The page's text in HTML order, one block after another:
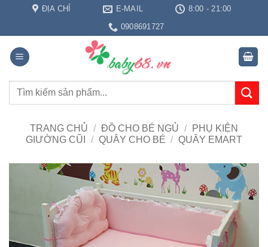
nội
dung
ĐỊA CHỈ E-MAIL
8:00 - 21:00
0908691727
Tìm
TRANG CHỦ / ĐỒ CHO BÉ NGỦ /
PHỤ KIỆN
GIƯỜNG CŨI
/ QUÂY CHO BÉ / QUÂY EMART